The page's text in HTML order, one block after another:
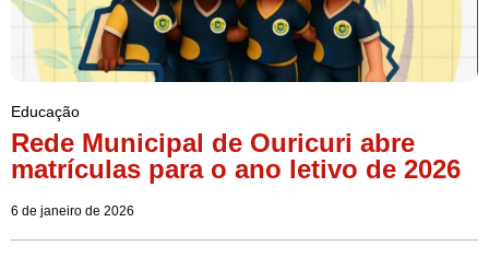
Educação
Rede Municipal de Ouricuri abre
matrículas para o ano letivo de 2026
6 de janeiro de 2026